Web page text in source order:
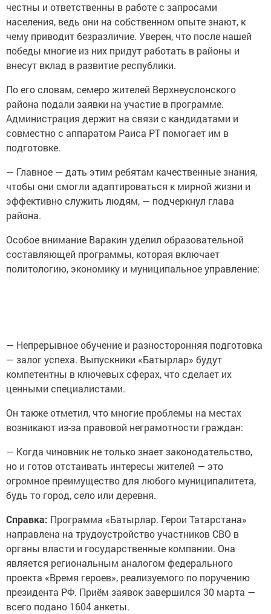
честны и ответственны в работе с запросами
населения, ведь они на собственном опыте знают, к
чему приводит безразличие. Уверен, что после нашей
победы многие из них придут работать в районы и
внесут вклад в развитие республики.
По его словам, семеро жителей Верхнеуслонского
района подали заявки на участие в программе.
Администрация держит на связи с кандидатами и
совместно с аппаратом Раиса РТ помогает им в
подготовке.
— Главное — дать этим ребятам качественные знания,
чтобы они смогли адаптироваться к мирной жизни и
эффективно служить людям, — подчеркнул глава
района.
Особое внимание Варакин уделил образовательной
составляющей программы, которая включает
политологию, экономику и муниципальное управление:
— Непрерывное обучение и разносторонняя подготовка
— залог успеха. Выпускники «Батырлар» будут
компетентны в ключевых сферах, что сделает их
ценными специалистами.
Он также отметил, что многие проблемы на местах
возникают из-за правовой неграмотности граждан:
— Когда чиновник не только знает законодательство,
но и готов отстаивать интересы жителей — это
огромное преимущество для любого муниципалитета,
будь то город, село или деревня.
Справка: Программа «Батырлар. Герои Татарстана»
направлена на трудоустройство участников СВО в
органы власти и государственные компании. Она
является региональным аналогом федерального
проекта «Время героев», реализуемого по поручению
президента РФ. Приём заявок завершился 30 марта —
всего подано 1604 анкеты.